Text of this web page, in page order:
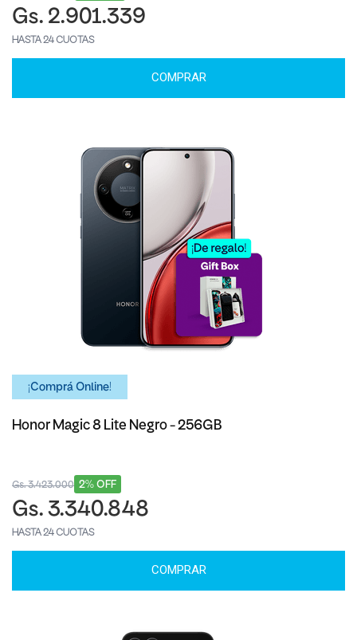
Gs. 2.901.339
HASTA 24 CUOTAS
COMPRAR
¡Comprá Online!
Honor Magic 8 Lite Negro - 256GB
2% OFF
Gs. 3.423.000
Gs. 3.340.848
HASTA 24 CUOTAS
COMPRAR